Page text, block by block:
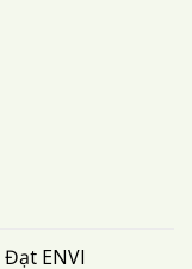
ENVI